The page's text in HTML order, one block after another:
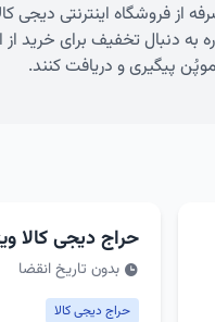
از فروشگاه اینترنتی
به دنبال تخفیف برای
پیگیری و دریافت کنند.
حراج دیجی کالا
بدون تاریخ انقضا
حراج دیجی کالا